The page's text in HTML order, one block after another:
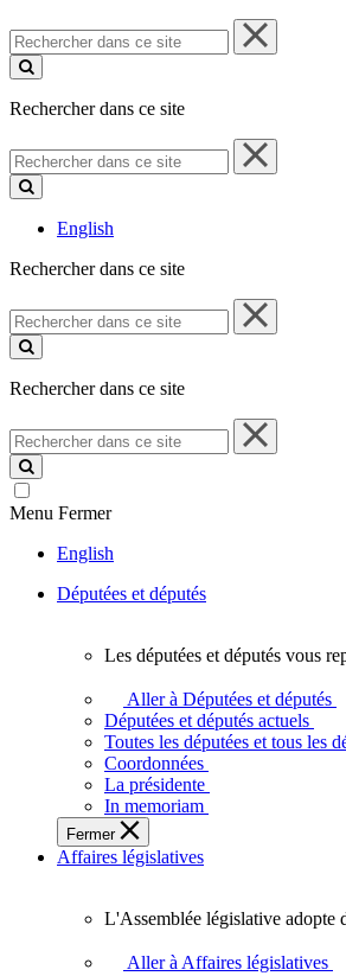
Rechercher
dans
ce
Rechercher dans ce site
Rechercher
dans
ce
English
Rechercher dans ce site
Rechercher
dans
ce
Rechercher dans ce site
Rechercher
dans
ce
site
Menu Fermer
English
Députées et députés
députées
députés
vous
représentent
sein
de
l'Assemblée
l'Ontario.
Les députées et députés vous
Aller à Députées et députés
Députées et députés actuels
Toutes les députées et tous les
Coordonnées
La présidente
In memoriam
Fermer
Affaires législatives
législative
L'Assemblée législative adopte
Aller à Affaires législatives